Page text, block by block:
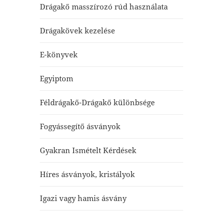
Drágakő masszírozó rúd használata
Drágakövek kezelése
E-könyvek
Egyiptom
Féldrágakő-Drágakő különbsége
Fogyássegítő ásványok
Gyakran Ismételt Kérdések
Híres ásványok, kristályok
Igazi vagy hamis ásvány